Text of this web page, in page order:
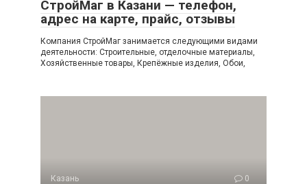
СтройМаг в Казани — телефон,
адрес на карте, прайс, отзывы
Компания СтройМаг занимается следующими видами
деятельности: Строительные, отделочные материалы,
Хозяйственные товары, Крепёжные изделия, Обои,
Казань 0